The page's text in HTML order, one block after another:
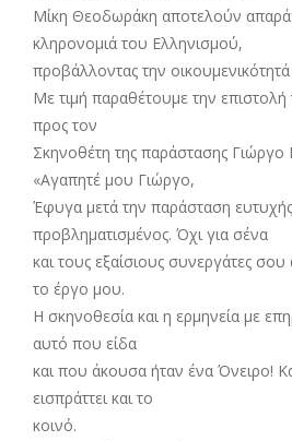
Μίκη Θεοδωράκη αποτελούν
κληρονομιά του Ελληνισμού,
προβάλλοντας την οικουμενικότητά
Με τιμή παραθέτουμε την
προς τον
Σκηνοθέτη της παράστασης Γιώργο
«Αγαπητέ μου Γιώργο,
Έφυγα μετά την παράσταση
προβληματισμένος. Όχι για σένα
και τους εξαίσιους συνεργάτες σου
το έργο μου.
Η σκηνοθεσία και η ερμηνεία με
αυτό που είδα
και που άκουσα ήταν ένα Όνειρο!
εισπράττει και το
κοινό.